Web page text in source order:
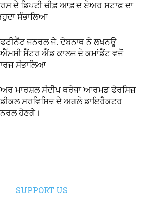
ਦੇ ਡਿਪਟੀ ਚੀਫ਼ ਆਫ਼ ਦ ਏਅਰ ਸਟਾਫ਼ ਦਾ
ਸੰਭਾਲਿਆ
ਜਨਰਲ ਜੇ. ਦੇਬਨਾਥ ਨੇ ਲਖਨਊ
ਸੈਂਟਰ ਐਂਡ ਕਾਲਜ ਦੇ ਕਮਾਂਡੈਂਟ ਵਜੋਂ
ਸੰਭਾਲਿਆ
ਮਾਰਸ਼ਲ ਸੰਦੀਪ ਥਰੇਜਾ ਆਰਮਡ ਫੋਰਸਿਜ਼
ਸਰਵਿਸਿਜ਼ ਦੇ ਅਗਲੇ ਡਾਇਰੈਕਟਰ
ਹੋਣਗੇ।
SUPPORT US